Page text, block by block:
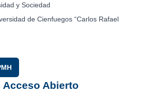
y Sociedad
de Cienfuegos “Carlos Rafael
Acceso Abierto